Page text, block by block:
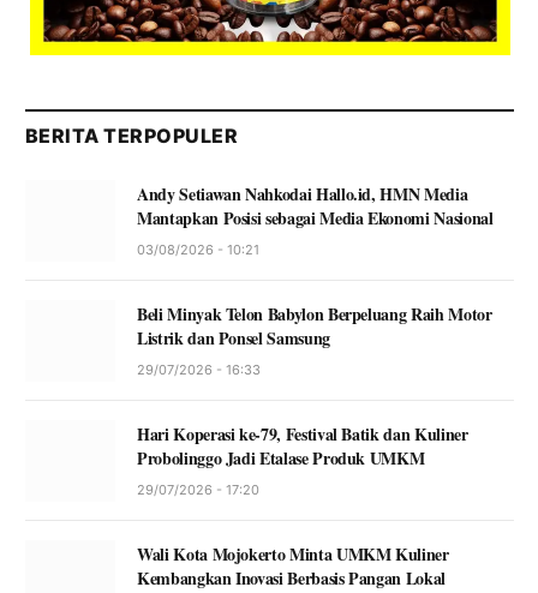
BERITA TERPOPULER
Andy Setiawan Nahkodai Hallo.id, HMN Media
Mantapkan Posisi sebagai Media Ekonomi Nasional
03/08/2026 - 10:21
Beli Minyak Telon Babylon Berpeluang Raih Motor
Listrik dan Ponsel Samsung
29/07/2026 - 16:33
Hari Koperasi ke-79, Festival Batik dan Kuliner
Probolinggo Jadi Etalase Produk UMKM
29/07/2026 - 17:20
Wali Kota Mojokerto Minta UMKM Kuliner
Kembangkan Inovasi Berbasis Pangan Lokal